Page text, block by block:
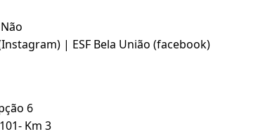
| ESF Bela União (facebook)
6
Km 3